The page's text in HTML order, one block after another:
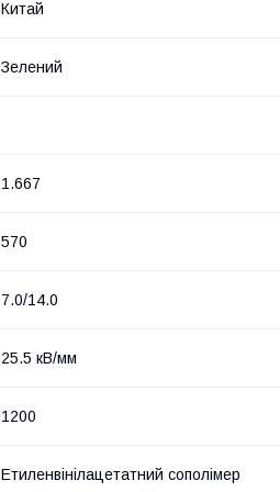
Китай
Зелений
1.667
570
7.0/14.0
25.5 кВ/мм
1200
Етиленвінілацетатний сополімер